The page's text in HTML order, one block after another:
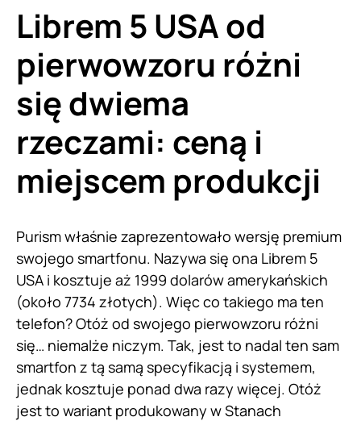
Librem 5 USA od
pierwowzoru różni
się dwiema
rzeczami: ceną i
miejscem produkcji
Purism właśnie zaprezentowało wersję premium
swojego smartfonu. Nazywa się ona Librem 5
USA i kosztuje aż 1999 dolarów amerykańskich
(około 7734 złotych). Więc co takiego ma ten
telefon? Otóż od swojego pierwowzoru różni
się… niemalże niczym. Tak, jest to nadal ten sam
smartfon z tą samą specyfikacją i systemem,
jednak kosztuje ponad dwa razy więcej. Otóż
jest to wariant produkowany w Stanach